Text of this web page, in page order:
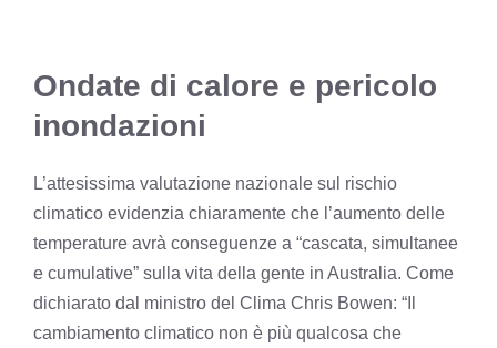
Ondate di calore e pericolo
inondazioni
L’attesissima valutazione nazionale sul rischio
climatico evidenzia chiaramente che l’aumento delle
temperature avrà conseguenze a “cascata, simultanee
e cumulative” sulla vita della gente in Australia. Come
dichiarato dal ministro del Clima Chris Bowen: “Il
cambiamento climatico non è più qualcosa che